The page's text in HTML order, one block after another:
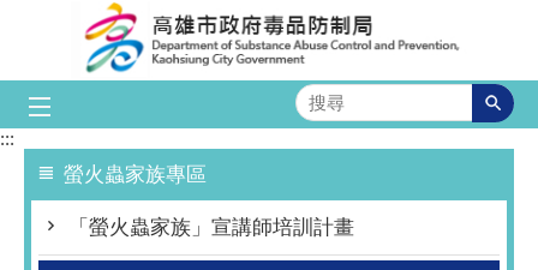
跳到主要內容區塊
搜
尋
:::
螢火蟲家族專區
「螢火蟲家族」宣講師培訓計畫